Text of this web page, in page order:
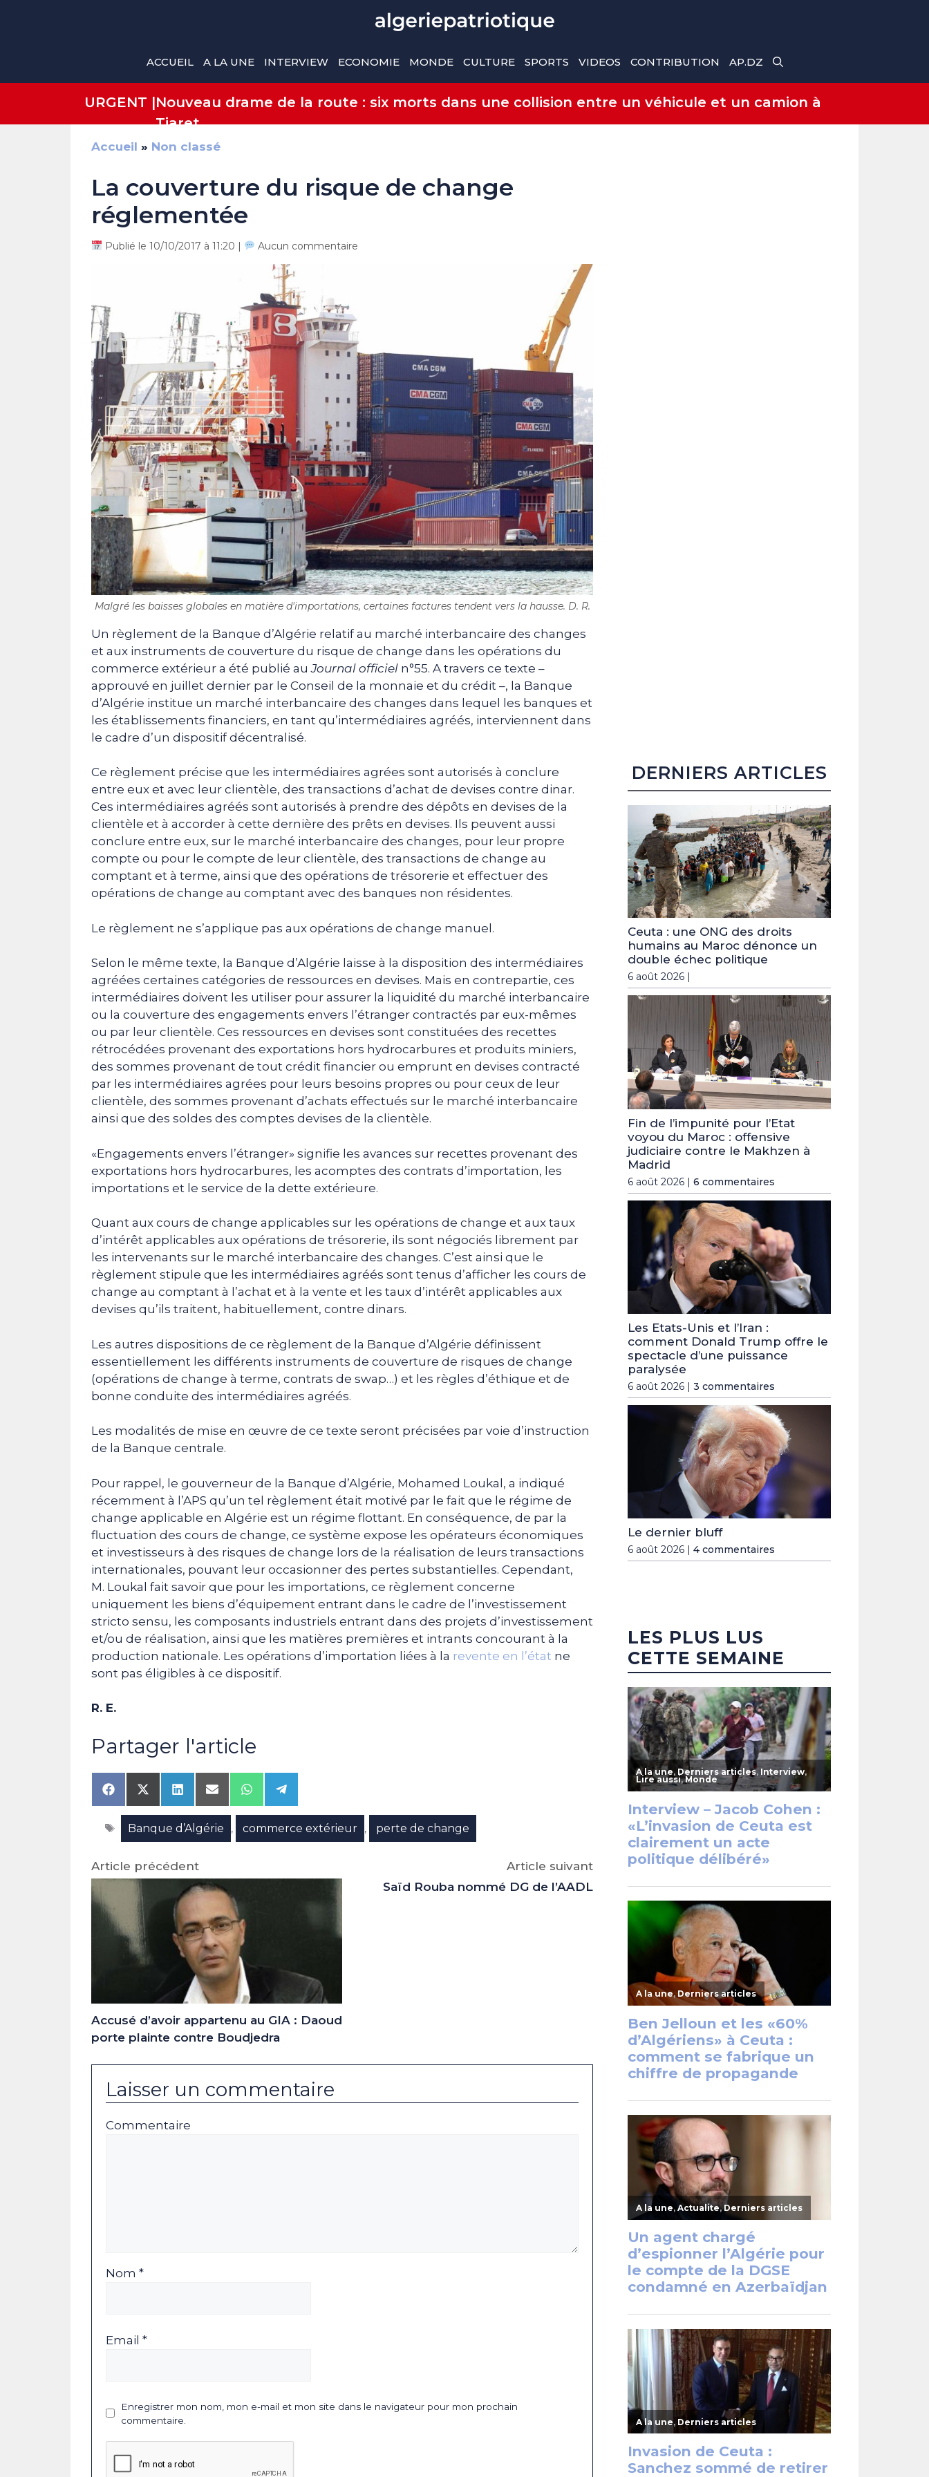
ACCUEIL A LA UNE INTERVIEW ECONOMIE MONDE CULTURE SPORTS VIDEOS CONTRIBUTION AP.DZ
URGENT |Nouveau drame de la route : six morts dans une collision entre un véhicule et un camion à
Tiaret
Accueil » Non classé
La couverture du risque de change
réglementée
Publié le 10/10/2017 à 11:20 | Aucun commentaire
Malgré les baisses globales en matière d'importations, certaines factures tendent vers la hausse. D. R.
Un règlement de la Banque d’Algérie relatif au marché interbancaire des changes
et aux instruments de couverture du risque de change dans les opérations du
commerce extérieur a été publié auJournal officiel n°55. A travers ce texte –
approuvé en juillet dernier par le Conseil de la monnaie et du crédit –, la Banque
d’Algérie institue un marché interbancaire des changes dans lequel les banques et
les établissements financiers, en tant qu’intermédiaires agréés, interviennent dans
le cadre d’un dispositif décentralisé.
Ce règlement précise que les intermédiaires agrées sont autorisés à conclure
entre eux et avec leur clientèle, des transactions d’achat de devises contre dinar.
Ces intermédiaires agréés sont autorisés à prendre des dépôts en devises de la
clientèle et à accorder à cette dernière des prêts en devises. Ils peuvent aussi
conclure entre eux, sur le marché interbancaire des changes, pour leur propre
compte ou pour le compte de leur clientèle, des transactions de change au
comptant et à terme, ainsi que des opérations de trésorerie et effectuer des
opérations de change au comptant avec des banques non résidentes.
Le règlement ne s’applique pas aux opérations de change manuel.
Selon le même texte, la Banque d’Algérie laisse à la disposition des intermédiaires
agréées certaines catégories de ressources en devises. Mais en contrepartie, ces
intermédiaires doivent les utiliser pour assurer la liquidité du marché interbancaire
ou la couverture des engagements envers l’étranger contractés par eux-mêmes
ou par leur clientèle. Ces ressources en devises sont constituées des recettes
rétrocédées provenant des exportations hors hydrocarbures et produits miniers,
des sommes provenant de tout crédit financier ou emprunt en devises contracté
par les intermédiaires agrées pour leurs besoins propres ou pour ceux de leur
clientèle, des sommes provenant d’achats effectués sur le marché interbancaire
ainsi que des soldes des comptes devises de la clientèle.
«Engagements envers l’étranger» signifie les avances sur recettes provenant des
exportations hors hydrocarbures, les acomptes des contrats d’importation, les
importations et le service de la dette extérieure.
Quant aux cours de change applicables sur les opérations de change et aux taux
d’intérêt applicables aux opérations de trésorerie, ils sont négociés librement par
les intervenants sur le marché interbancaire des changes. C’est ainsi que le
règlement stipule que les intermédiaires agréés sont tenus d’afficher les cours de
change au comptant à l’achat et à la vente et les taux d’intérêt applicables aux
devises qu’ils traitent, habituellement, contre dinars.
Les autres dispositions de ce règlement de la Banque d’Algérie définissent
essentiellement les différents instruments de couverture de risques de change
(opérations de change à terme, contrats de swap…) et les règles d’éthique et de
bonne conduite des intermédiaires agréés.
Les modalités de mise en œuvre de ce texte seront précisées par voie d’instruction
de la Banque centrale.
Pour rappel, le gouverneur de la Banque d’Algérie, Mohamed Loukal, a indiqué
récemment à l’APS qu’un tel règlement était motivé par le fait que le régime de
change applicable en Algérie est un régime flottant. En conséquence, de par la
fluctuation des cours de change, ce système expose les opérateurs économiques
et investisseurs à des risques de change lors de la réalisation de leurs transactions
internationales, pouvant leur occasionner des pertes substantielles. Cependant,
M. Loukal fait savoir que pour les importations, ce règlement concerne
uniquement les biens d’équipement entrant dans le cadre de l’investissement
stricto sensu, les composants industriels entrant dans des projets d’investissement
et/ou de réalisation, ainsi que les matières premières et intrants concourant à la
production nationale. Les opérations d’importation liées à la revente en l’état ne
sont pas éligibles à ce dispositif.
R. E.
Partager l'article
Share
on
Facebook
Share
on
X
(Twitter)
Share
on
LinkedIn
Share
on
Email
Share
on
WhatsApp
Share
on
Telegram
Étiquettes
Banque d’Algérie , commerce extérieur , perte de change
Article précédent
Accusé d’avoir appartenu au GIA : Daoud
porte plainte contre Boudjedra
Article suivant
Saïd Rouba nommé DG de l’AADL
Laisser un commentaire
Commentaire
Nom *
Email *
Enregistrer mon nom, mon e-mail et mon site dans le navigateur pour mon prochain
commentaire.
DERNIERS ARTICLES
Ceuta : une ONG des droits
humains au Maroc dénonce un
double échec politique
6 août 2026 |
Fin de l’impunité pour l’Etat
voyou du Maroc : offensive
judiciaire contre le Makhzen à
Madrid
6 août 2026 | 6 commentaires
Les Etats-Unis et l’Iran :
comment Donald Trump offre le
spectacle d’une puissance
paralysée
6 août 2026 | 3 commentaires
Le dernier bluff
6 août 2026 | 4 commentaires
LES PLUS LUS
CETTE SEMAINE